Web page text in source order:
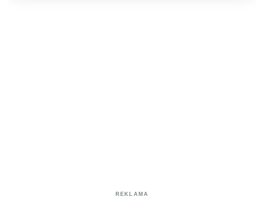
REKLAMA